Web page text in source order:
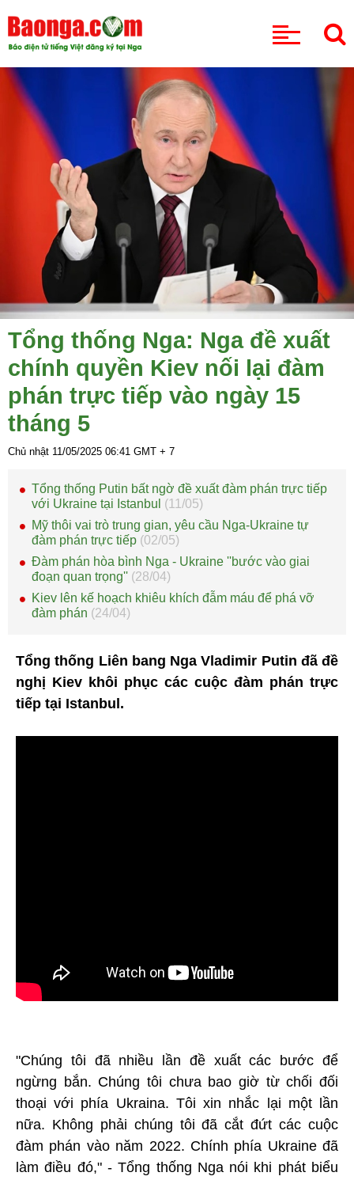
Tổng thống Nga: Nga đề xuất
chính quyền Kiev nối lại đàm
phán trực tiếp vào ngày 15
tháng 5
Chủ nhật 11/05/2025 06:41 GMT + 7
Tổng thống Putin bất ngờ đề xuất đàm phán trực tiếp
với Ukraine tại Istanbul (11/05)
Mỹ thôi vai trò trung gian, yêu cầu Nga-Ukraine tự
đàm phán trực tiếp (02/05)
Đàm phán hòa bình Nga - Ukraine ''bước vào giai
đoạn quan trọng'' (28/04)
Kiev lên kế hoạch khiêu khích đẫm máu để phá vỡ
đàm phán (24/04)
Tổng thống Liên bang Nga Vladimir Putin đã đề
nghị Kiev khôi phục các cuộc đàm phán trực
tiếp tại Istanbul.
"Chúng tôi đã nhiều lần đề xuất các bước để
ngừng bắn. Chúng tôi chưa bao giờ từ chối đối
thoại với phía Ukraina. Tôi xin nhắc lại một lần
nữa. Không phải chúng tôi đã cắt đứt các cuộc
đàm phán vào năm 2022. Chính phía Ukraine đã
làm điều đó," - Tổng thống Nga nói khi phát biểu